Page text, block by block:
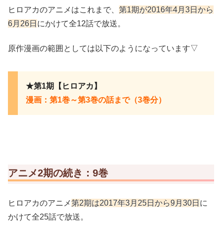
ヒロアカのアニメはこれまで、 第1期が2016年4月3日から
6月26日にかけて全12話で放送。
原作漫画の範囲としては以下のようになっています▽
★第1期【ヒロアカ】
漫画：第1巻～第3巻の話まで（3巻分）
アニメ2期の続き：9巻
ヒロアカのアニメ第2期は2017年3月25日から9月30日に
かけて全25話で放送。